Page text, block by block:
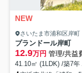
NEW
さいたま市浦和区岸町
プランドール岸町
12.9万円 管理/共益
41.10㎡ (1LDK) /築7年